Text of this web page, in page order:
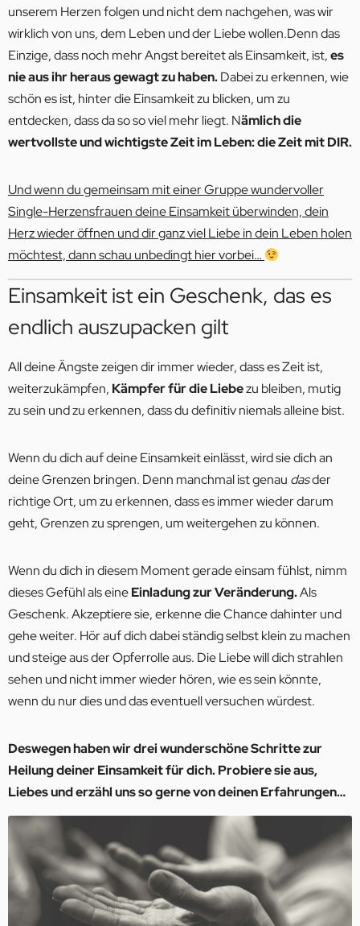
unserem Herzen folgen und nicht dem nachgehen, was wir
wirklich von uns, dem Leben und der Liebe wollen.Denn das
Einzige, dass noch mehr Angst bereitet als Einsamkeit, ist,es
nie aus ihr heraus gewagt zu haben.Dabei zu erkennen, wie
schön es ist, hinter die Einsamkeit zu blicken, um zu
entdecken, dass da so so viel mehr liegt. Nämlich die
wertvollste und wichtigste Zeit im Leben: die Zeit mit DIR.
Und wenn du gemeinsam mit einer Gruppe wundervoller
Single-Herzensfrauen deine Einsamkeit überwinden, dein
Herz wieder öffnen und dir ganz viel Liebe in dein Leben holen
möchtest, dann schau unbedingt hier vorbei…
Einsamkeit ist ein Geschenk, das es
endlich auszupacken gilt
All deine Ängste zeigen dir immer wieder, dass es Zeit ist,
weiterzukämpfen, Kämpfer für die Liebezu bleiben, mutig
zu sein und zu erkennen, dass du definitiv niemals alleine bist.
Wenn du dich auf deine Einsamkeit einlässt, wird sie dich an
deine Grenzen bringen. Denn manchmal ist genau dasder
richtige Ort, um zu erkennen, dass es immer wieder darum
geht, Grenzen zu sprengen, um weitergehen zu können.
Wenn du dich in diesem Moment gerade einsam fühlst, nimm
dieses Gefühl als eineEinladung zur Veränderung.Als
Geschenk. Akzeptiere sie, erkenne die Chance dahinter und
gehe weiter. Hör auf dich dabei ständig selbst klein zu machen
und steige aus der Opferrolle aus. Die Liebe will dich strahlen
sehen und nicht immer wieder hören, wie es sein könnte,
wenn du nur dies und das eventuell versuchen würdest.
Deswegen haben wir drei wunderschöne Schritte zur
Heilung deiner Einsamkeit für dich. Probiere sie aus,
Liebes und erzähl uns so gerne von deinen Erfahrungen…